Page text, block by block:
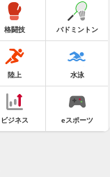
格闘技 バドミントン
陸上 水泳
ビジネス eスポーツ